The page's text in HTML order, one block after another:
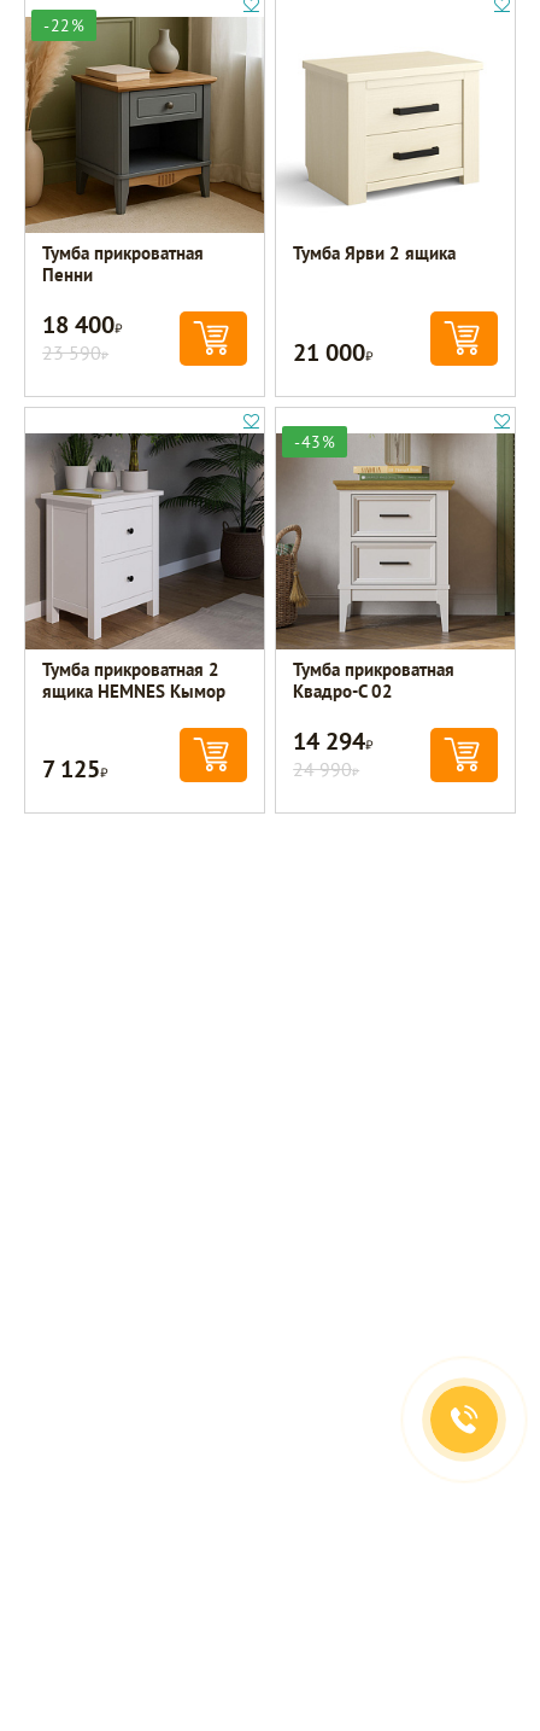
-22%
Тумба прикроватная
Пенни
18 400Р
23 590Р
Тумба Ярви 2 ящика
21 000Р
Тумба прикроватная 2
ящика HEMNES Кымор
7 125Р
-43%
Тумба прикроватная
Квадро-С 02
14 294Р
24 990Р